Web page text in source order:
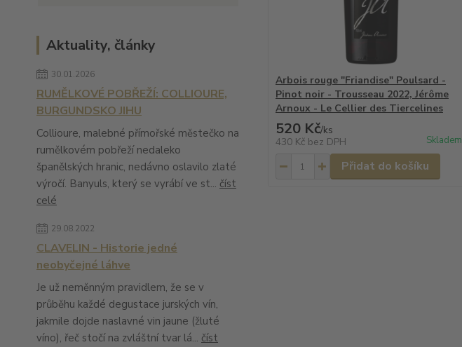
Aktuality, články
30.01.2026
RUMĚLKOVÉ POBŘEŽÍ: COLLIOURE,
BURGUNDSKO JIHU
Collioure, malebné přímořské městečko na
rumělkovém pobřeží nedaleko
španělských hranic, nedávno oslavilo zlaté
výročí. Banyuls, který se vyrábí ve st... číst
celé
29.08.2022
CLAVELIN - Historie jedné
neobyčejné láhve
Je už neměnným pravidlem, že se v
průběhu každé degustace jurských vín,
jakmile dojde naslavné vin jaune (žluté
víno), řeč stočí na zvláštní tvar lá... číst
Arbois rouge "Friandise" Poulsard -
Pinot noir - Trousseau 2022, Jérôme
Arnoux - Le Cellier des Tiercelines
520 Kč/ks
430 Kč bez DPH Skladem
Přidat do košíku